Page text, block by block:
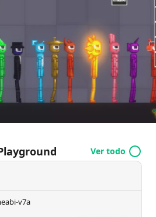
combinando de manera
y la destrucción para ofrecer
como ninguna otra.
Ver todo
v7a